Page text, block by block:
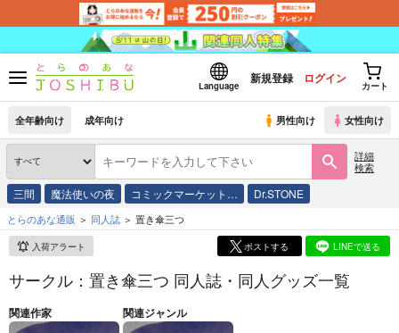
Language
新規登録 ログイン
カート
全年齢向け 成年向け 男性向け 女性向け
詳細
検索
三間 魔法使いの夜 コミックマーケット… Dr.STONE
とらのあな通販 同人誌 置き傘三つ
入荷アラート ポストする LINEで送る
サークル：置き傘三つ 同人誌・同人グッズ一覧
関連作家 関連ジャンル